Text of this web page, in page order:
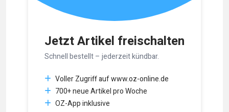
Jetzt Artikel freischalten
Schnell bestellt – jederzeit kündbar.
Voller Zugriff auf www.oz-online.de
700+ neue Artikel pro Woche
OZ-App inklusive